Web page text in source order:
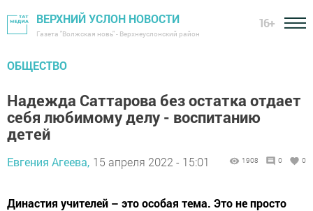
ВЕРХНИЙ УСЛОН НОВОСТИ
Газета "Волжская новь" - Верхнеуслонский район
16+
ОБЩЕСТВО
Надежда Саттарова без остатка отдает
себя любимому делу - воспитанию
детей
Евгения Агеева, 15 апреля 2022 - 15:01 1908 0 0
Династия учителей – это особая тема. Это не просто